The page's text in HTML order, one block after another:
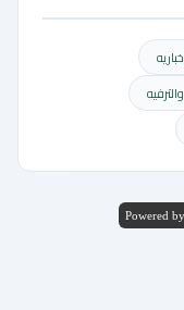
Powered